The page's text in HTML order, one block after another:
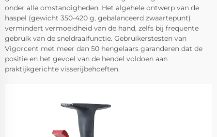
onder alle omstandigheden. Het algehele ontwerp van de
haspel (gewicht 350-420 g, gebalanceerd zwaartepunt)
vermindert vermoeidheid van de hand, zelfs bij frequente
gebruik van de sneldraaifunctie. Gebruikerstesten van
Vigorcent met meer dan 50 hengelaars garanderen dat de
positie en het gevoel van de hendel voldoen aan
praktijkgerichte visserijbehoeften.